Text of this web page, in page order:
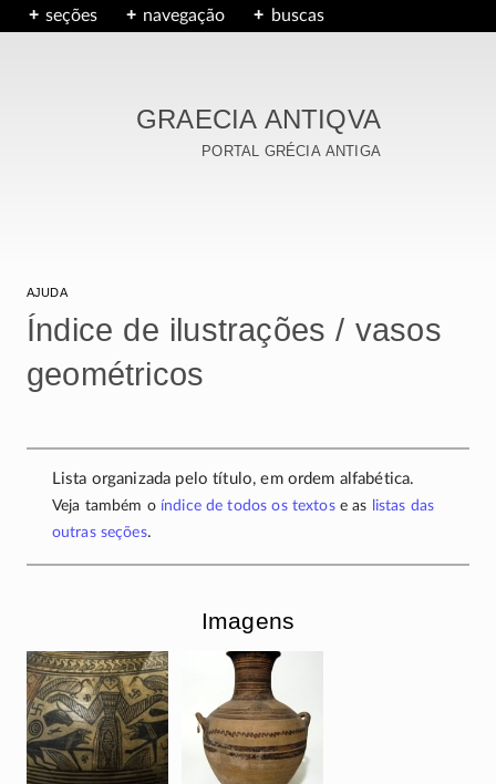
seções navegação buscas
GRAECIA ANTIQVA
portal grécia antiga
ajuda
Índice de ilustrações / vasos
geométricos
Lista organizada pelo título, em ordem alfabética.
Veja também o índice de todos os textose as
listas das
outras seções.
Imagens